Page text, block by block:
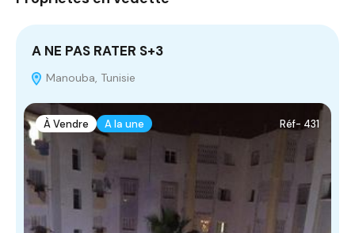
A NE PAS RATER S+3
Manouba, Tunisie
À Vendre A la une Réf- 431